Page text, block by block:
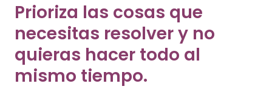
Prioriza las cosas que
necesitas resolver y no
quieras hacer todo al
mismo tiempo.